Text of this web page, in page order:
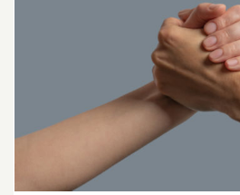
Gemeinsam stärker:
Nachbarhändlern